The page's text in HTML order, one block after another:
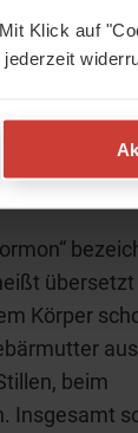
Klick auf
als der
übersetzt
Körper
beim
Insgesamt